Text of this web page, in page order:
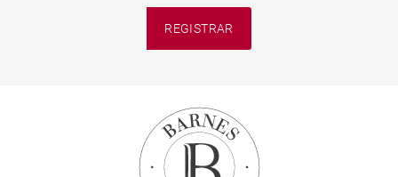
REGISTRAR